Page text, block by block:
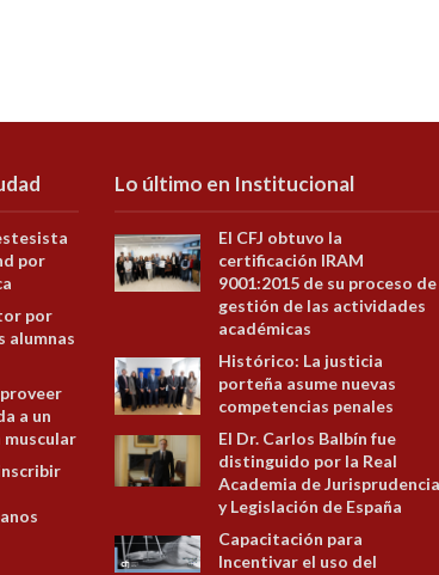
por
por
alumnas
a un
Lo último en Institucional
El CFJ obtuvo la
certificación IRAM
9001:2015 de su proceso de
gestión de las actividades
académicas
Histórico: La justicia
porteña asume nuevas
competencias penales
El Dr. Carlos Balbín fue
distinguido por la Real
Academia de Jurisprudencia
y Legislación de España
Capacitación para
Incentivar el uso del